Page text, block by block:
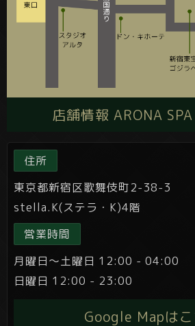
店舗情報 ARONA
住所
東京都新宿区歌舞伎町2-38-3
stella.K(ステラ・K)4階
営業時間
月曜日～土曜日 12:00 - 04:00
日曜日 12:00 - 23:00
Google Mapはこ